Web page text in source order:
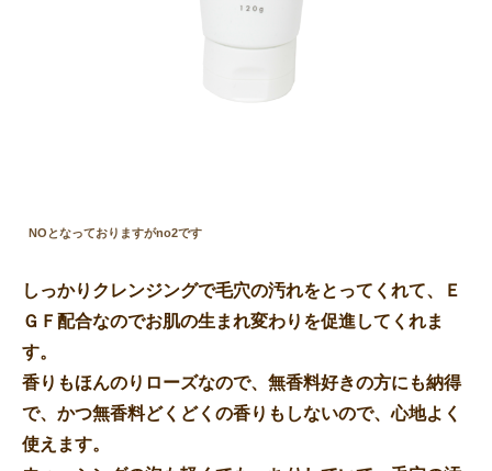
NOとなっておりますがno2です
しっかりクレンジングで毛穴の汚れをとってくれて、Ｅ
ＧＦ配合なのでお肌の生まれ変わりを促進してくれま
す。
香りもほんのりローズなので、無香料好きの方にも納得
で、かつ無香料どくどくの香りもしないので、心地よく
使えます。